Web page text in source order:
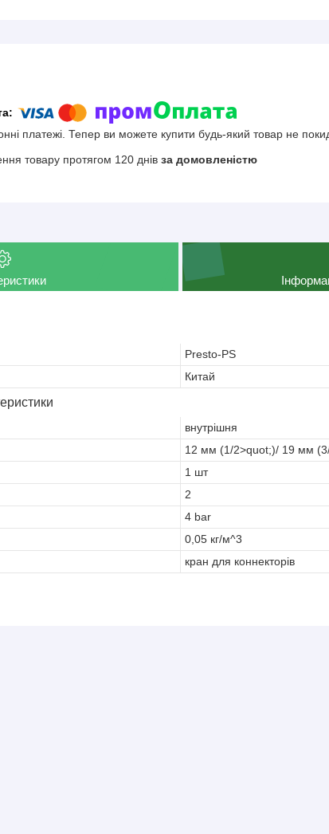
платежі. Тепер ви можете купити будь-який товар не
товару протягом 120 днів за домовленістю
Presto-PS
Китай
внутрішня
12 мм (1/2>quot;)/ 19 мм
1 шт
2
4 bar
0,05 кг/м^3
кран для коннекторів